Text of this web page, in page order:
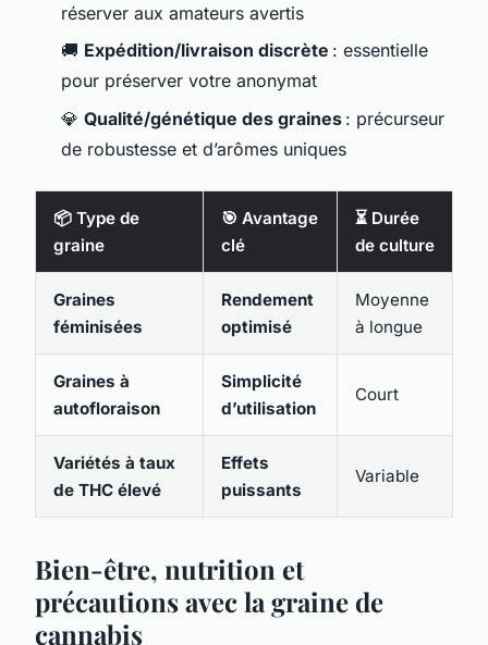
réserver aux amateurs avertis
🚚 Expédition/livraison discrète : essentielle
pour préserver votre anonymat
💎 Qualité/génétique des graines : précurseur
de robustesse et d’arômes uniques
📦 Type de
graine
🎯 Avantage
clé
⏳ Durée
de culture
Graines
féminisées
Rendement
optimisé
Moyenne
à longue
Graines à
autofloraison
Simplicité
d’utilisation
Court
Variétés à taux
de THC élevé
Effets
puissants
Variable
Bien-être, nutrition et
précautions avec la graine de
cannabis